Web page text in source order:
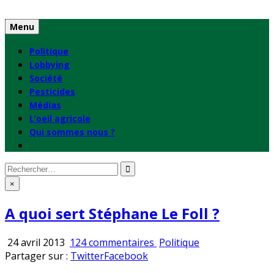
to
content
Menu
Politique
Lobbying
Société
Pesticides
Médias
L’oeil agricole
Qui sommes nous ?
Rechercher
: ×
A quoi sert Stéphane Le Foll ?
24 avril 2013 124 commentaires sur
Publié
Politique
Partager sur : TwitterFacebook